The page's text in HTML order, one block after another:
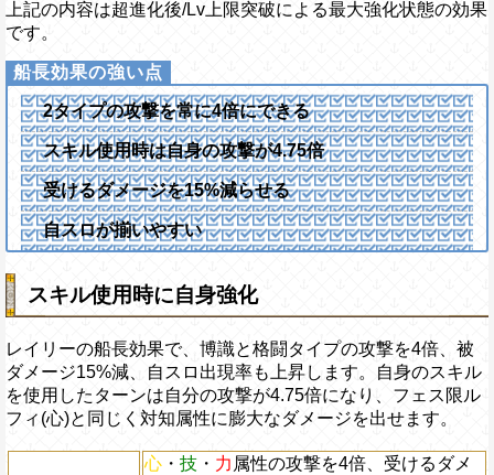
上記の内容は超進化後/Lv上限突破による最大強化状態の効果
です。
2タイプの攻撃を常に4倍にできる
スキル使用時は自身の攻撃が4.75倍
受けるダメージを15%減らせる
自スロが揃いやすい
スキル使用時に自身強化
レイリーの船長効果で、博識と格闘タイプの攻撃を4倍、被
ダメージ15%減、自スロ出現率も上昇します。自身のスキル
を使用したターンは自分の攻撃が4.75倍になり、フェス限ル
フィ(心)と同じく対知属性に膨大なダメージを出せます。
心 ・ 技 ・ 力 属性の攻撃を4倍、受けるダメ